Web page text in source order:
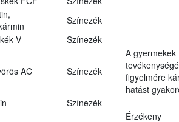
Színezék
V Színezék
AC Színezék
A gyermekek
figyelmére
hatást
Színezék
Érzékeny